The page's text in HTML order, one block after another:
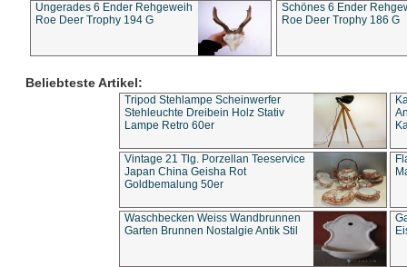
Ungerades 6 Ender Rehgeweih
Roe Deer Trophy 194 G
Schönes 6 Ender
Roe Deer Trophy 186 G
Beliebteste Artikel:
Tripod Stehlampe Scheinwerfer
Stehleuchte Dreibein Holz Stativ
Lampe Retro 60er
Vintage 21 Tlg. Porzellan Teeservice
Japan China Geisha Rot
Goldbemalung 50er
Waschbecken Weiss Wandbrunnen
Garten Brunnen Nostalgie Antik Stil